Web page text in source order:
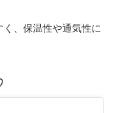
、保温性や通気性に